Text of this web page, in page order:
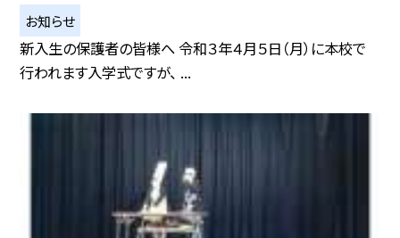
お知らせ
新入生の保護者の皆様へ 令和３年４月５日（月）に本校で
行われます入学式ですが、 ...